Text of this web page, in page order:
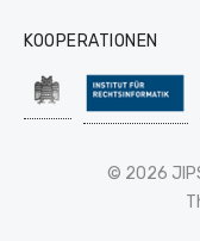
KOOPERATIONEN
© 2026